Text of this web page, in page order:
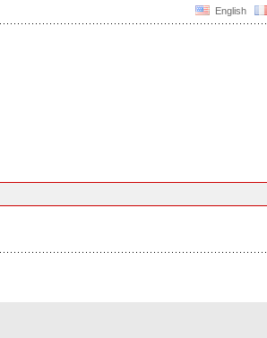
English